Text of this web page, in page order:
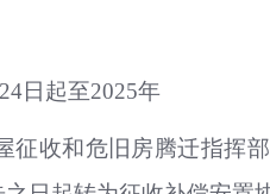
日起至2025年
征收和危旧房腾迁指挥